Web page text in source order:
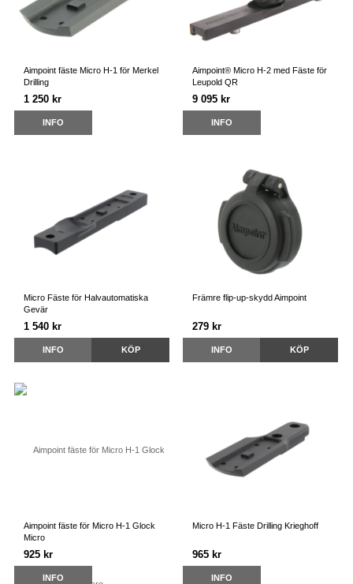
Aimpoint fäste Micro H-1 för Merkel
Drilling
1 250 kr
INFO
Aimpoint® Micro H-2 med Fäste för
Leupold QR
9 095 kr
INFO
Micro Fäste för Halvautomatiska
Gevär
1 540 kr
INFO KÖP
Främre flip-up-skydd Aimpoint
279 kr
INFO KÖP
Aimpoint fäste för Micro H-1 Glock
Micro
925 kr
INFO
Micro H-1 Fäste Drilling Krieghoff
965 kr
INFO